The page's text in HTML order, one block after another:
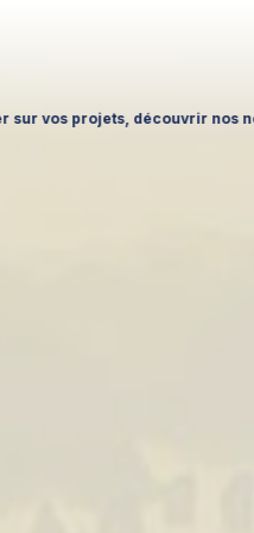
notre future collaboration.